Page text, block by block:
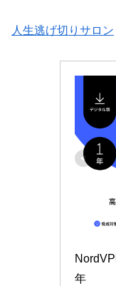
人生逃げ切りサロン
年